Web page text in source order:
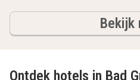
Bekijk
Ontdek hotels in Bad